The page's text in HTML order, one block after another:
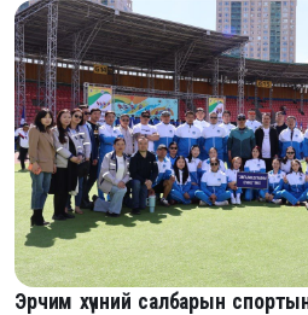
Эрчим хүчний салбарын